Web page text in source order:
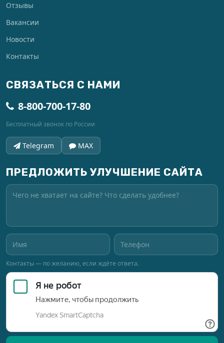
Отзывы
Вакансии
Новости
Контакты
СВЯЗАТЬСЯ С НАМИ
8-800-700-17-80
Бесплатный звонок по России
Telegram MAX
ПРЕДЛОЖИТЬ УЛУЧШЕНИЕ САЙТА
Контакты — по желанию, если ждёте ответа.